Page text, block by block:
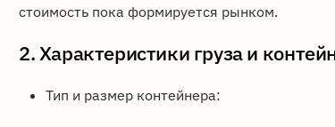
стоимость пока формируется рынком.
2. Характеристики груза и
Тип и размер контейнера: